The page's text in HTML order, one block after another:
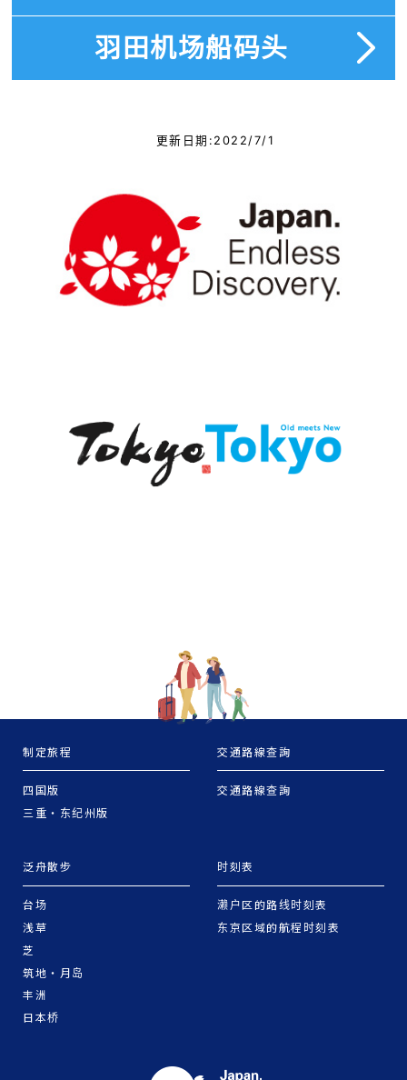
羽田机场船码头
更新日期:2022/7/1
制定旅程
四国版
三重・东纪州版
交通路線查詢
交通路線查詢
泛舟散步
台场
浅草
芝
筑地・月岛
丰洲
日本桥
时刻表
濑户区的路线时刻表
东京区域的航程时刻表